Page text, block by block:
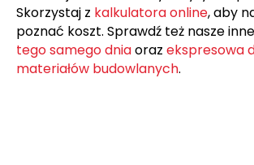
Skorzystaj z kalkulatora online, aby
poznać koszt. Sprawdź też nasze inne
tego samego dniaoraz ekspresowa
materiałów budowlanych.